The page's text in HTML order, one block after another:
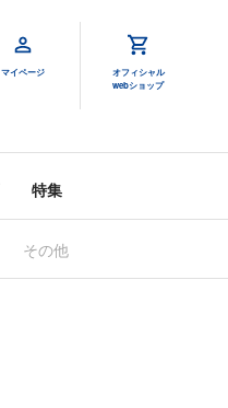
マイページ
オフィシャル
webショップ
特集
その他